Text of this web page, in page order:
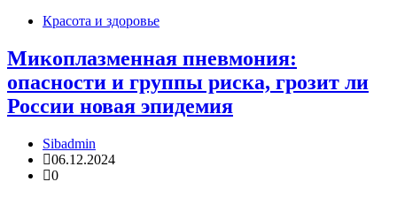
Красота и здоровье
Микоплазменная пневмония:
опасности и группы риска, грозит ли
России новая эпидемия
Sibadmin
06.12.2024
0